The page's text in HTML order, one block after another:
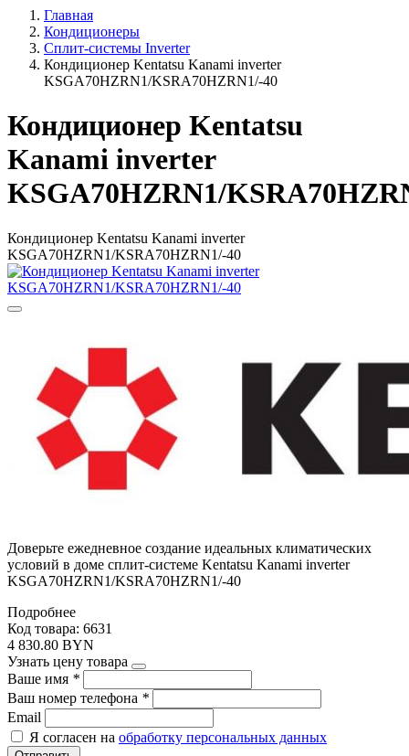
Главная
Кондиционеры
Сплит-системы Inverter
Кондиционер Kentatsu Kanami inverter
KSGA70HZRN1/KSRA70HZRN1/-40
Кондиционер Kentatsu
Kanami inverter
KSGA70HZRN1/
Кондиционер Kentatsu Kanami inverter
KSGA70HZRN1/KSRA70HZRN1/-40
Доверьте ежедневное создание идеальных климатических
условий в доме сплит-системе Kentatsu Kanami inverter
KSGA70HZRN1/KSRA70HZRN1/-40
Подробнее
Код товара: 6631
4 830.80 BYN
Узнать цену товара
Ваше имя *
Ваш номер телефона *
Email
Я согласен на обработку персональных данных